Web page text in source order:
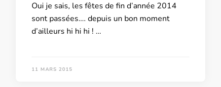
Oui je sais, les fêtes de fin d’année 2014
sont passées…. depuis un bon moment
d’ailleurs hi hi hi ! …
11 MARS 2015